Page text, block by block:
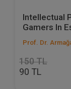
Intellectual
Gamers In
Prof. Dr.
150 TL
90 TL